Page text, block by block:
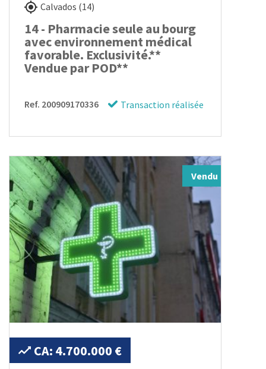
Calvados (14)
14 - Pharmacie seule au bourg
avec environnement médical
favorable. Exclusivité.**
Vendue par POD**
Ref. 200909170336 Transaction réalisée
Vendu
CA: 4.700.000 €